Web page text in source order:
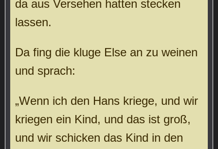
da aus Versehen hatten stecken
lassen.
Da fing die kluge Else an zu weinen
und sprach:
„Wenn ich den Hans kriege, und wir
kriegen ein Kind, und das ist groß,
und wir schicken das Kind in den